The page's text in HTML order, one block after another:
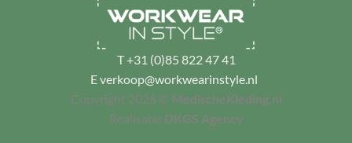
T+31 (0)85 822 47 41
Everkoop@workwearinstyle.nl
Copyright 2026 © MedischeKleding.nl
Realisatie DKGS Agency